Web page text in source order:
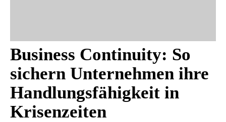
Business Continuity: So
sichern Unternehmen ihre
Handlungsfähigkeit in
Krisenzeiten